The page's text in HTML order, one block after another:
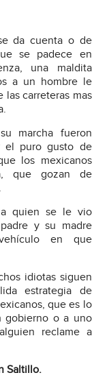
da cuenta o de
se padece en
una maldita
a un hombre le
las carreteras mas
marcha fueron
el puro gusto de
los mexicanos
que gozan de
quien se le vio
y su madre
en que
idiotas siguen
estrategia de
que es lo
gobierno o a uno
reclame a
Saltillo.